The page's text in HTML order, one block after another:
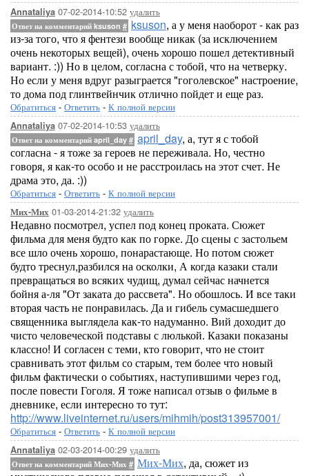
Annataliya 07-02-2014-10:52 удалить
Ответ на комментарий ksuson # ksuson, а у меня наоборот - как раз
из-за того, что я фентези вообще никак (за исключением
очень некоторых вещей), очень хорошо пошел детективный
вариант. :)) Но в целом, согласна с тобой, что на четверку.
Но если у меня вдруг разыграется "гоголевское" настроение,
то дома под глинтвейнчик отлично пойдет и еще раз.
Обратиться - Ответить - К полной версии
Annataliya 07-02-2014-10:53 удалить
Ответ на комментарий april_day # april_day, а, тут я с тобой
согласна - я тоже за героев не переживала. Но, честно
говоря, я как-то особо и не расстроилась на этот счет. Не
драма это, да. :))
Обратиться - Ответить - К полной версии
Мих-Мих 01-03-2014-21:32 удалить
Недавно посмотрел, успел под конец проката. Сюжет
фильма для меня будто как по горке. До сцены с застольем
все шло очень хорошо, понарастающе. Но потом сюжет
будто треснул,разбился на осколки, А когда казаки стали
превращаться во всяких чудищ, думал сейчас начнется
бойня а-ля "От заката до рассвета". Но обошлось. И все таки
вторая часть не понравилась. Да и гибель сумасшедшего
священника выглядела как-то надуманно. Вий доходит до
чисто человеческой подставы с люлькой. Казаки показаны
классно! И согласен с теми, кто говорит, что не стоит
сравнивать этот фильм со старым, тем более что новый
фильм фактически о событиях, наступившими через год,
после повести Гоголя. Я тоже написал отзыв о фильме в
дневнике, если интересно то тут:
http://www.liveinternet.ru/users/mihmih/post313957001/
Обратиться - Ответить - К полной версии
Annataliya 02-03-2014-00:29 удалить
Ответ на комментарий Мих-Мих # Мих-Мих, да, сюжет из